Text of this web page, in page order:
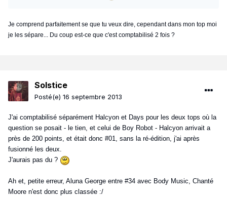
Je comprend parfaitement se que tu veux dire, cependant dans mon top moi
je les sépare... Du coup est-ce que c'est comptabilisé 2 fois ?
Solstice
Posté(e) 16 septembre 2013
J'ai comptabilisé séparément Halcyon et Days pour les deux tops où la
question se posait - le tien, et celui de Boy Robot - Halcyon arrivait a
près de 200 points, et était donc #01, sans la ré-édition, j'ai après
fusionné les deux.
J'aurais pas du ?
Ah et, petite erreur, Aluna George entre #34 avec Body Music, Chanté
Moore n'est donc plus classée :/